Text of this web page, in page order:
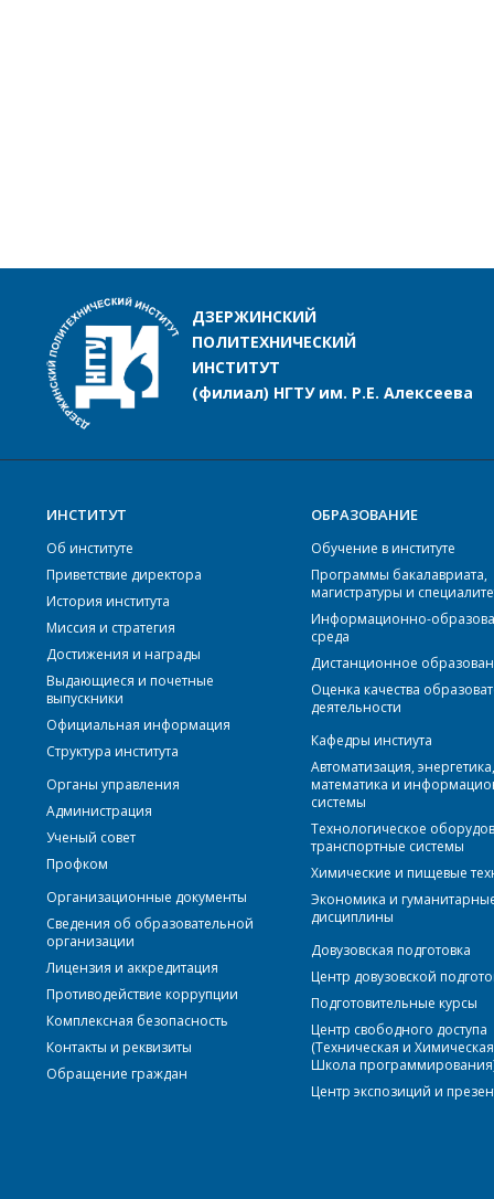
ДЗЕРЖИНСКИЙ
ПОЛИТЕХНИЧЕСКИЙ
ИНСТИТУТ
(филиал) НГТУ им. Р.Е. Алексеева
ИНСТИТУТ
Об институте
Приветствие директора
История института
Миссия и стратегия
Достижения и награды
Выдающиеся и почетные
выпускники
Официальная информация
Структура института
Органы управления
Администрация
Ученый совет
Профком
Организационные документы
Сведения об образовательной
организации
Лицензия и аккредитация
Противодействие коррупции
Комплексная безопасность
Контакты и реквизиты
Обращение граждан
ОБРАЗОВАНИЕ
Обучение в институте
Программы бакалавриата,
магистратуры и
Информационно-
среда
Дистанционное
Оценка качества
деятельности
Кафедры инстиута
Автоматизация, энергетика,
математика и
системы
Технологическое
транспортные системы
Химические и пищевые
Экономика и
дисциплины
Довузовская подготовка
Центр довузовской
Подготовительные курсы
Центр свободного доступа
(Техническая и
Школа
Центр экспозиций и